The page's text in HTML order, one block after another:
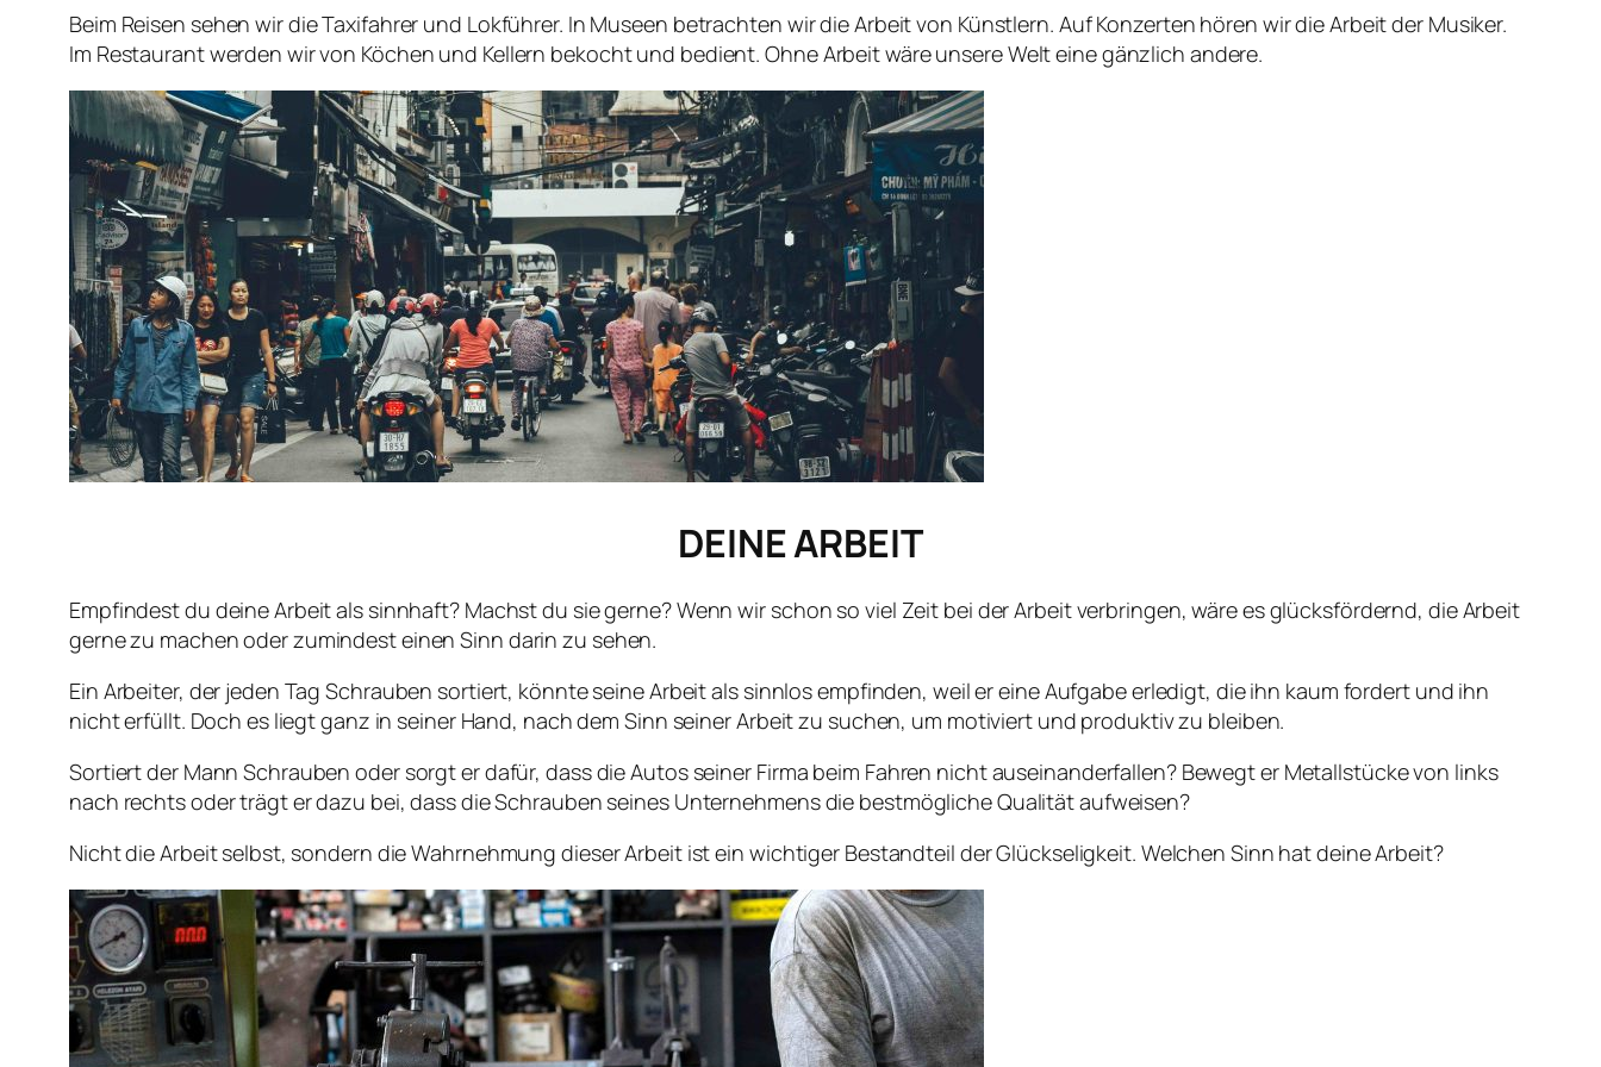
Beim Reisen sehen wir die Taxifahrer und Lokführer. In Museen betrachten wir die Arbeit von Künstlern. Auf Konzerten hören wir die Arbeit der Musiker.
Im Restaurant werden wir von Köchen und Kellern bekocht und bedient. Ohne Arbeit wäre unsere Welt eine gänzlich andere.
DEINE ARBEIT
Empfindest du deine Arbeit als sinnhaft? Machst du sie gerne? Wenn wir schon so viel Zeit bei der Arbeit verbringen, wäre es glücksfördernd, die Arbeit
gerne zu machen oder zumindest einen Sinn darin zu sehen.
Ein Arbeiter, der jeden Tag Schrauben sortiert, könnte seine Arbeit als sinnlos empfinden, weil er eine Aufgabe erledigt, die ihn kaum fordert und ihn
nicht erfüllt. Doch es liegt ganz in seiner Hand, nach dem Sinn seiner Arbeit zu suchen, um motiviert und produktiv zu bleiben.
Sortiert der Mann Schrauben oder sorgt er dafür, dass die Autos seiner Firma beim Fahren nicht auseinanderfallen? Bewegt er Metallstücke von links
nach rechts oder trägt er dazu bei, dass die Schrauben seines Unternehmens die bestmögliche Qualität aufweisen?
Nicht die Arbeit selbst, sondern die Wahrnehmung dieser Arbeit ist ein wichtiger Bestandteil der Glückseligkeit. Welchen Sinn hat deine Arbeit?